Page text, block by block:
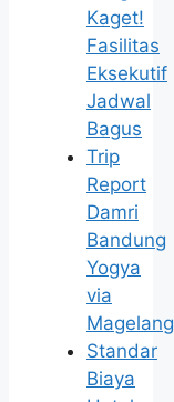
Kaget!
Fasilitas
Eksekutif
Jadwal
Bagus
Trip
Report
Damri
Bandung
Yogya
via
Magelang
Standar
Biaya